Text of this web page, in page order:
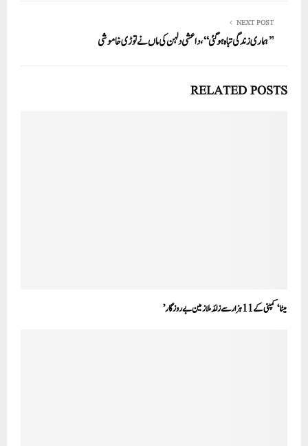
NEXT POST
’’ہماری زندگی تباہ ہوگئی‘‘، داعشی دلہن کی ماں نےتوڑی خاموشی
RELATED POSTS
میٹا‘ کمپنی کے 11 ہزار سے زائد ملازمین بے روزگار’